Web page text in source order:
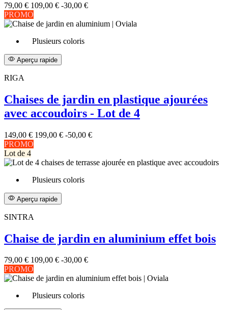
79,00 € 109,00 € -30,00 €
PROMO
Plusieurs coloris
Aperçu rapide
RIGA
Chaises de jardin en plastique ajourées
avec accoudoirs - Lot de 4
149,00 € 199,00 € -50,00 €
PROMO
Lot de 4
Plusieurs coloris
Aperçu rapide
SINTRA
Chaise de jardin en aluminium effet bois
79,00 € 109,00 € -30,00 €
PROMO
Plusieurs coloris